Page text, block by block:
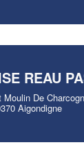
REAU
Moulin De
Aigondigne